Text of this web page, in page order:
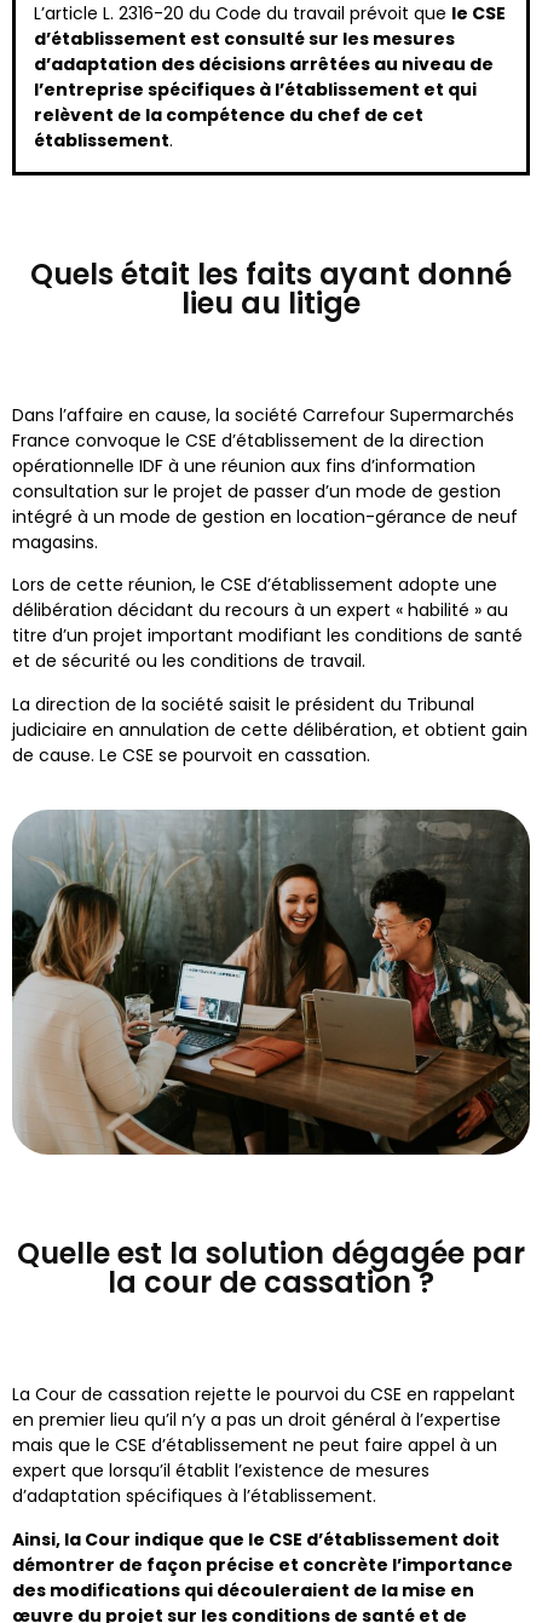
L’article L. 2316-20 du Code du travail prévoit que le CSE
d’établissement est consulté sur les mesures
d’adaptation des décisions arrêtées au niveau de
l’entreprise spécifiques à l’établissement et qui
relèvent de la compétence du chef de cet
établissement.
Quels était les faits ayant donné
lieu au litige
Dans l’affaire en cause, la société Carrefour Supermarchés
France convoque le CSE d’établissement de la direction
opérationnelle IDF à une réunion aux fins d’information
consultation sur le projet de passer d’un mode de gestion
intégré à un mode de gestion en location-gérance de neuf
magasins.
Lors de cette réunion, le CSE d’établissement adopte une
délibération décidant du recours à un expert « habilité » au
titre d’un projet important modifiant les conditions de santé
et de sécurité ou les conditions de travail.
La direction de la société saisit le président du Tribunal
judiciaire en annulation de cette délibération, et obtient gain
de cause. Le CSE se pourvoit en cassation.
Quelle est la solution dégagée par
la cour de cassation ?
La Cour de cassation rejette le pourvoi du CSE en rappelant
en premier lieu qu’il n’y a pas un droit général à l’expertise
mais que le CSE d’établissement ne peut faire appel à un
expert que lorsqu’il établit l’existence de mesures
d’adaptation spécifiques à l’établissement.
Ainsi, la Cour indique que le CSE d’établissement doit
démontrer de façon précise et concrète l’importance
des modifications qui découleraient de la mise en
œuvre du projet sur les conditions de santé et de